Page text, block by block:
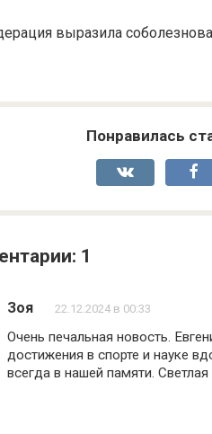
выразила
Понравилась
1
Зоя 22.12.2024 в 00:33
Очень печальная новость.
достижения в спорте и науке
всегда в нашей памяти.